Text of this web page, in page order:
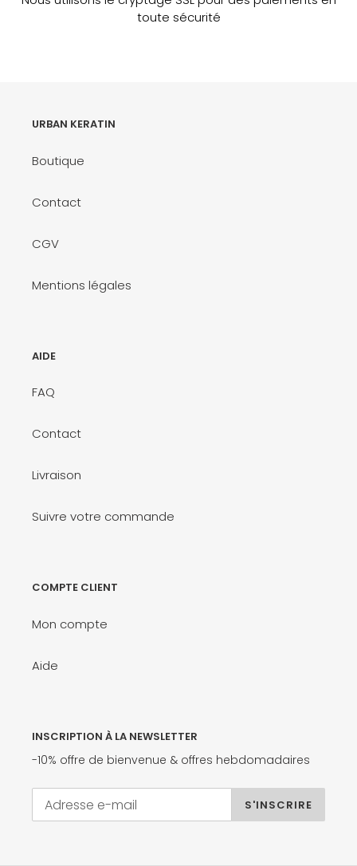
toute sécurité
URBAN KERATIN
Boutique
Contact
CGV
Mentions légales
AIDE
FAQ
Contact
Livraison
Suivre votre commande
COMPTE CLIENT
Mon compte
Aide
INSCRIPTION À LA NEWSLETTER
-10% offre de bienvenue & offres hebdomadaires
S'INSCRIRE